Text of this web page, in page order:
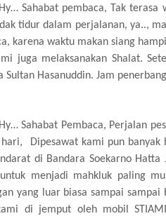
Hy… Sahabat pembaca, Tak
tidur dalam perjalanan, ya..,
karena waktu makan siang
juga melaksanakan Shalat.
Sultan Hasanuddin. Jam
Hy… Sahabat Pembaca, Perjalan
Dipesawat kami pun banyak
di Bandara Soekarno
menjadi mahkluk paling
yang luar biasa sampai
di jemput oleh mobil